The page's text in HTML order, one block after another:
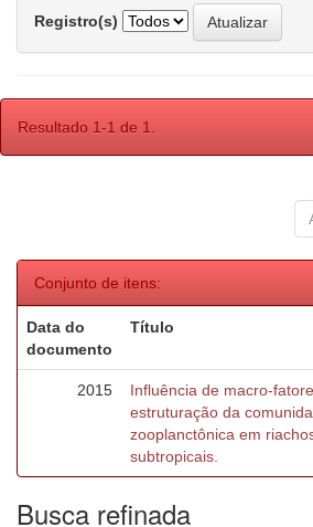
Registro(s)
Resultado 1-1 de 1.
Conjunto de itens:
Data do
documento
Título
2015
Influência de macro-
estruturação da
zooplanctônica em
subtropicais.
Busca refinada